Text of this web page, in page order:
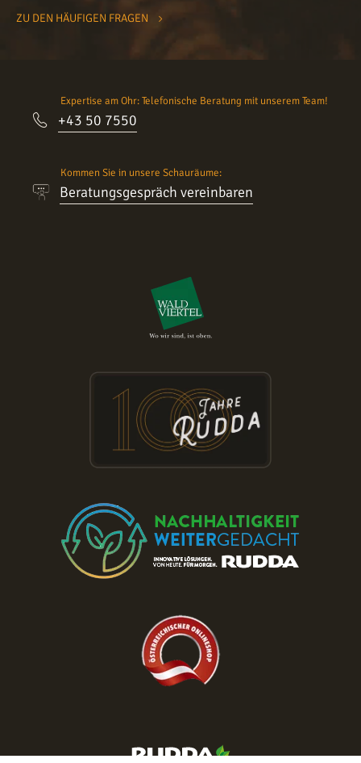
ZU DEN HÄUFIGEN FRAGEN
Expertise am Ohr: Telefonische Beratung mit unserem Team!
+43 50 7550
Kommen Sie in unsere Schauräume:
Beratungsgespräch vereinbaren